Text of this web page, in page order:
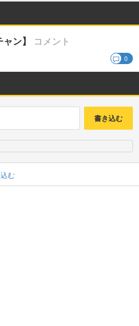
ン】 コメント
0
書き込む
む